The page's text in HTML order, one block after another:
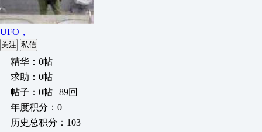
UFO，
关注 私信
精华：0帖
求助：0帖
帖子：0帖 | 89回
年度积分：0
历史总积分：103